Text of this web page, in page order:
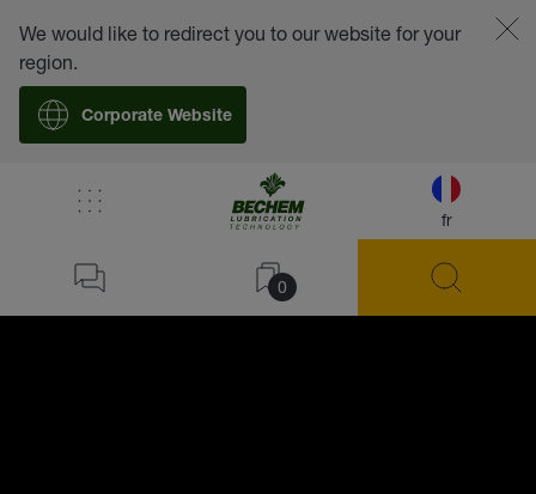
fr
0
We would like to redirect you to our website for your
region.
Corporate Website